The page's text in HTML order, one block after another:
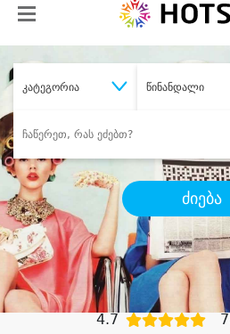
კატეგორია წინანდალი
ძიება
შეიძინესასურველი
დიდი
4.7